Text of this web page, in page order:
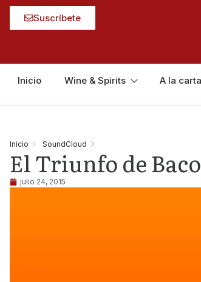
Suscríbete
Inicio Wine & Spirits A la carta
Inicio SoundCloud
El Triunfo de Baco
julio 24, 2015